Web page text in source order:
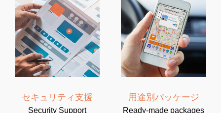
セキュリティ支援
Security Support
用途別パッケージ
Ready-made packages